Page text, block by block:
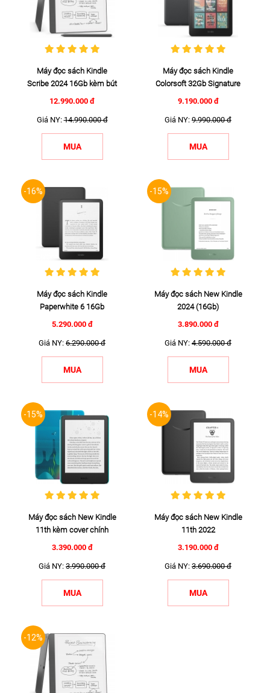
Máy đọc sách Kindle
Scribe 2024 16Gb kèm bút
cao ...
12.990.000 đ
Giá NY:14.990.000 đ
MUA
Máy đọc sách Kindle
Colorsoft 32Gb Signature
...
9.190.000 đ
Giá NY: 9.990.000 đ
MUA
-16%
Máy đọc sách Kindle
Paperwhite 6 16Gb
5.290.000 đ
Giá NY: 6.290.000 đ
MUA
-15%
Máy đọc sách New Kindle
2024 (16Gb)
3.890.000 đ
Giá NY: 4.590.000 đ
MUA
-15%
Máy đọc sách New Kindle
11th kèm cover chính
hãng ...
3.390.000 đ
Giá NY: 3.990.000 đ
MUA
-14%
Máy đọc sách New Kindle
11th 2022
3.190.000 đ
Giá NY: 3.690.000 đ
MUA
-12%